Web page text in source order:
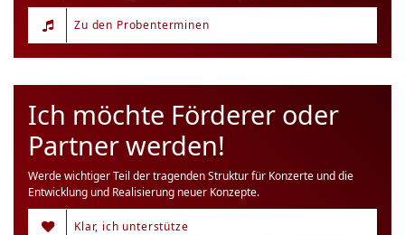
Zu den Probenterminen
Ich möchte Förderer oder
Partner werden!
Werde wichtiger Teil der tragenden Struktur für Konzerte und die
Entwicklung und Realisierung neuer Konzepte.
Klar, ich unterstütze